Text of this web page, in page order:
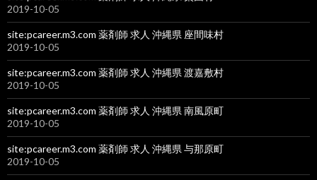
2019-10-05
site:pcareer.m3.com 薬剤師 求人 沖縄県 座間味村
2019-10-05
site:pcareer.m3.com 薬剤師 求人 沖縄県 渡嘉敷村
2019-10-05
site:pcareer.m3.com 薬剤師 求人 沖縄県 南風原町
2019-10-05
site:pcareer.m3.com 薬剤師 求人 沖縄県 与那原町
2019-10-05